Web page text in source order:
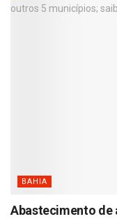
BAHIA
Abastecimento de